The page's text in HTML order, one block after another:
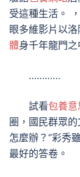
受這種生活。
眼多維影片以
體身千年龍門
…………
試看包養意
圈，國民群眾
怎麼辦？”彩秀
最好的答卷。